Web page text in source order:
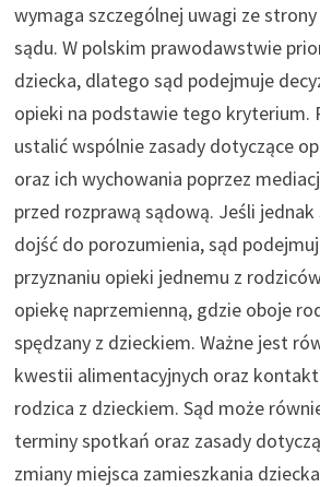
wymaga szczególnej uwagi ze
sądu. W polskim prawodawstwie
dziecka, dlatego sąd podejmuje
opieki na podstawie tego kryterium.
ustalić wspólnie zasady dotyczące
oraz ich wychowania poprzez
przed rozprawą sądową. Jeśli
dojść do porozumienia, sąd
przyznaniu opieki jednemu z
opiekę naprzemienną, gdzie oboje
spędzany z dzieckiem. Ważne jest
kwestii alimentacyjnych oraz
rodzica z dzieckiem. Sąd może
terminy spotkań oraz zasady
zmiany miejsca zamieszkania